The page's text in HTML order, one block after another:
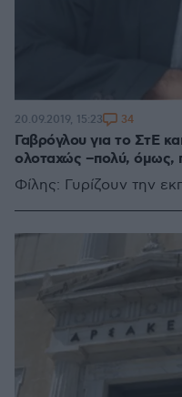
Γαβρόγλου για το ΣτΕ
ολοταχώς –πολύ, όμως,
Φίλης: Γυρίζουν την
20.09.2019, 15:23 34